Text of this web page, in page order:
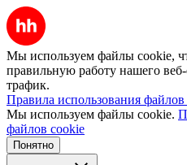
Мы используем файлы cookie,
правильную работу нашего веб-
трафик.
Правила использования
Мы используем файлы cookie.
файлов cookie
Понятно